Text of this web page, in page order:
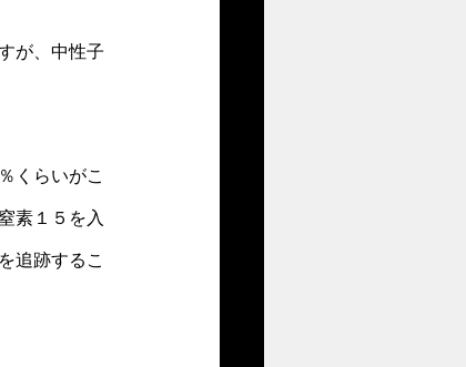
が、中性子
くらいがこ
素１５を入
追跡するこ